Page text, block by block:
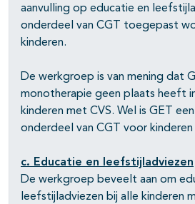
aanvulling op educatie en
onderdeel van CGT toegepast
kinderen.
De werkgroep is van mening dat
monotherapie geen plaats heeft
kinderen met CVS. Wel is GET
onderdeel van CGT voor kinderen
c. Educatie en leefstijladviezen
De werkgroep beveelt aan om
leefstijladviezen bij alle kinderen